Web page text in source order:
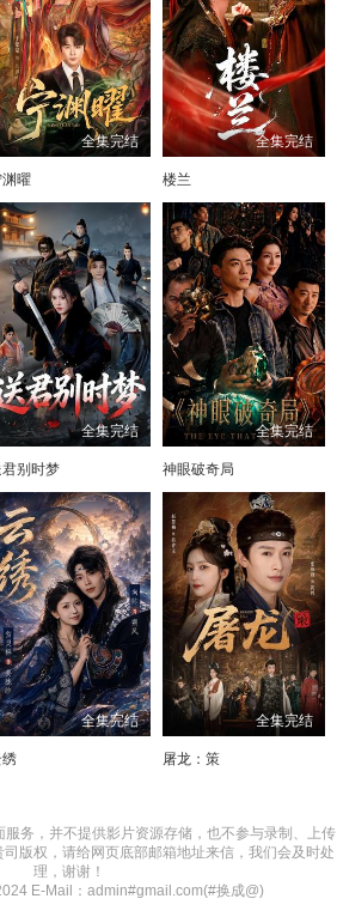
全集完结
曜
全集完结
楼兰
全集完结
别时梦
全集完结
神眼破奇局
全集完结 全集完结
屠龙：策
务，并不提供影片资源存储，也不参与录制、上传
版权，请给网页底部邮箱地址来信，我们会及时处
理，谢谢！
E-Mail：admin#gmail.com(#换成@)